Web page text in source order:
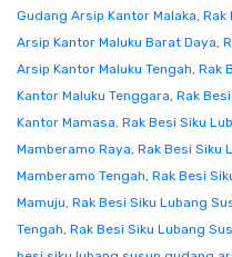
Gudang Arsip Kantor Malaka, Rak
Arsip Kantor Maluku Barat Daya,
Arsip Kantor Maluku Tengah, Rak
Kantor Maluku Tenggara, Rak
Kantor Mamasa, Rak Besi Siku
Mamberamo Raya, Rak Besi Siku
Mamberamo Tengah, Rak Besi
Mamuju, Rak Besi Siku Lubang
Tengah, Rak Besi Siku Lubang